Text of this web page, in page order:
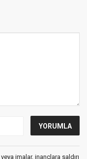
imalar, inançlara saldırı